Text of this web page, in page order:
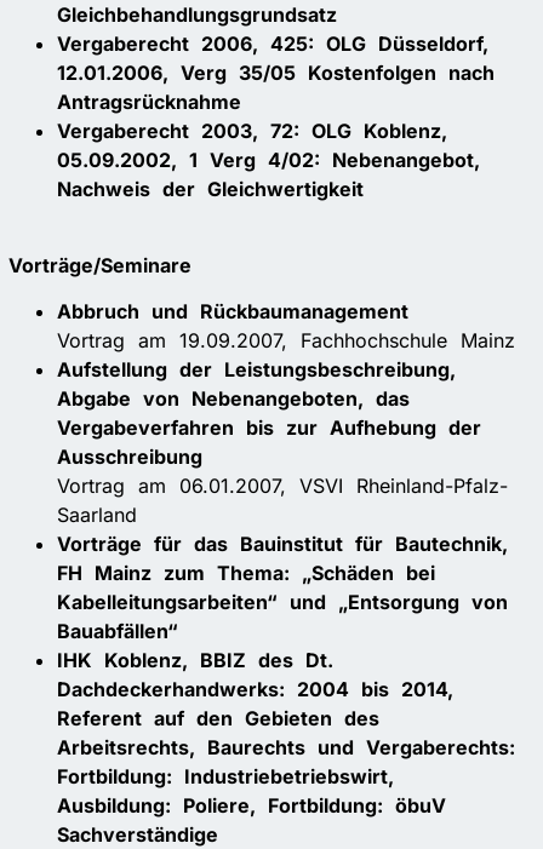
Gleichbehandlungsgrundsatz
Vergaberecht 2006, 425: OLG Düsseldorf,
12.01.2006, Verg 35/05 Kostenfolgen nach
Antragsrücknahme
Vergaberecht 2003, 72: OLG Koblenz,
05.09.2002, 1 Verg 4/02: Nebenangebot,
Nachweis der Gleichwertigkeit
Vorträge/Seminare
Abbruch und Rückbaumanagement
Vortrag am 19.09.2007, Fachhochschule Mainz
Aufstellung der Leistungsbeschreibung,
Abgabe von Nebenangeboten, das
Vergabeverfahren bis zur Aufhebung der
Ausschreibung
Vortrag am 06.01.2007, VSVI Rheinland-Pfalz-
Saarland
Vorträge für das Bauinstitut für Bautechnik,
FH Mainz zum Thema: „Schäden bei
Kabelleitungsarbeiten“ und „Entsorgung von
Bauabfällen“
IHK Koblenz, BBIZ des Dt.
Dachdeckerhandwerks: 2004 bis 2014,
Referent auf den Gebieten des
Arbeitsrechts, Baurechts und Vergaberechts:
Fortbildung: Industriebetriebswirt,
Ausbildung: Poliere, Fortbildung: öbuV
Sachverständige